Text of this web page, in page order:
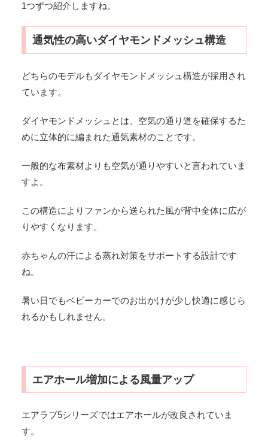
1つずつ紹介しますね。
通気性の高いダイヤモンドメッシュ構造
どちらのモデルもダイヤモンドメッシュ構造が採用され
ています。
ダイヤモンドメッシュとは、空気の通り道を確保するた
めに立体的に編まれた通気素材のことです。
一般的な布素材よりも空気が通りやすいと言われていま
すよ。
この構造によりファンから送られた風が背中全体に広が
りやすくなります。
赤ちゃんの汗による蒸れ対策をサポートする設計です
ね。
暑い日でもベビーカーでのお出かけが少し快適に感じら
れるかもしれません。
エアホール増加による風量アップ
エアラブ5シリーズではエアホールが改良されていま
す。